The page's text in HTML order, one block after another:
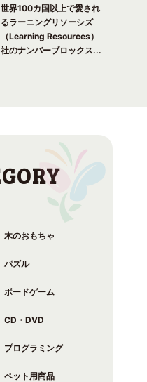
世界100カ国以上で愛され
るラーニングリソーシズ
（Learning Resources）
社のナンバーブロックス...
木のおもちゃ
パズル
ボードゲーム
CD・DVD
プログラミング
ペット用商品